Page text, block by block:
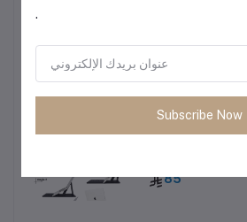
ترموس قهوة وشاي
60
85
.
Subscribe Now